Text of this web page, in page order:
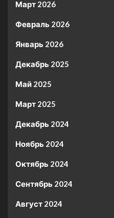
Март 2026
Февраль 2026
Январь 2026
Декабрь 2025
Май 2025
Март 2025
Декабрь 2024
Ноябрь 2024
Октябрь 2024
Сентябрь 2024
Август 2024